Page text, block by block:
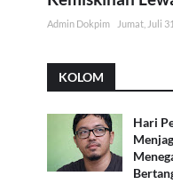
Admin Dokpim Jumat, Juli
KOLOM
Hari